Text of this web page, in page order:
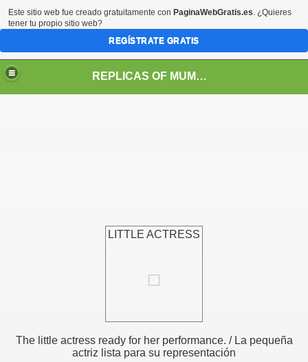
REPLICAS OF MUMMIES FROM THE CHINCHORRO CULTURE
LITTLE ACTRESS
The little actress ready for her performance. / La pequeña
actriz lista para su representación
Este sitio web fue creado gratuitamente con PaginaWebGratis.es. ¿Quieres
tener tu propio sitio web?
REGÍSTRATE GRATIS